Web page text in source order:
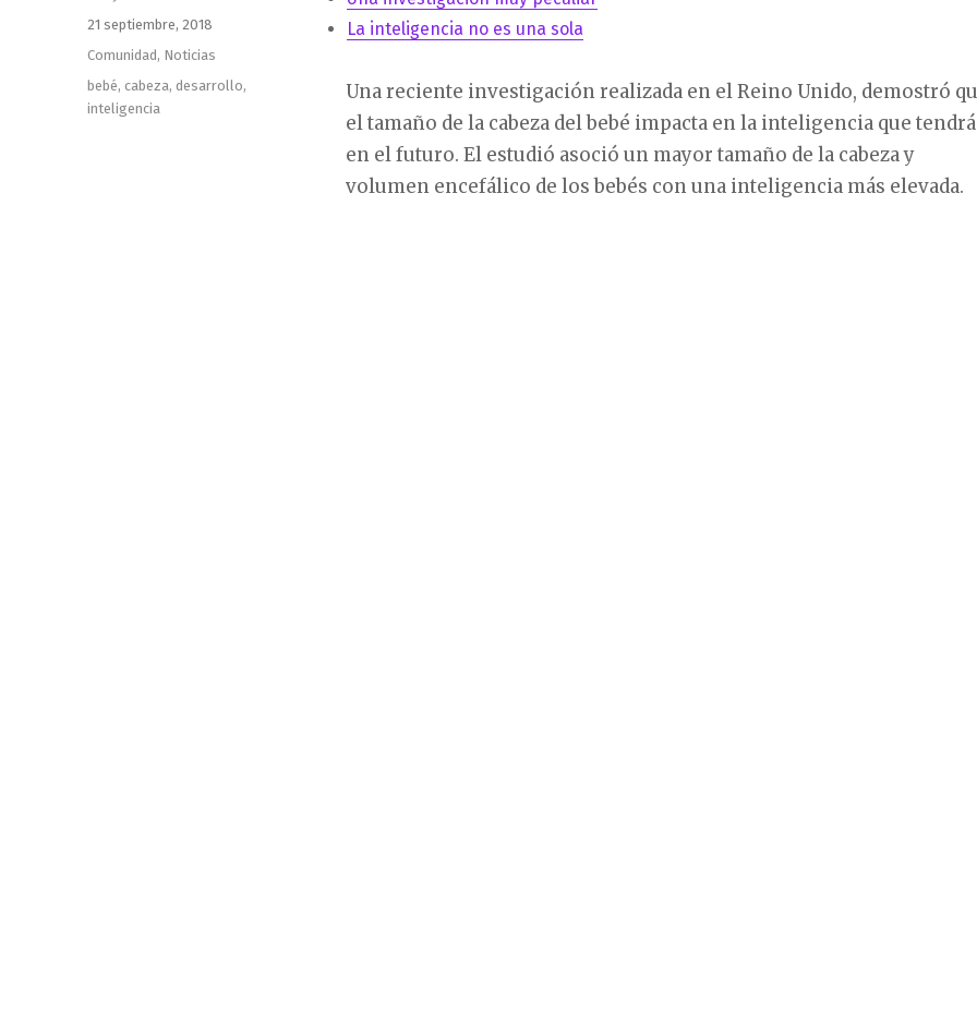
La inteligencia no es una sola
Una reciente investigación realizada en el Reino Unido, demostró
el tamaño de la cabeza del bebé impacta en la inteligencia que tendrá
en el futuro. El estudió asoció un mayor tamaño de la cabeza y
volumen encefálico de los bebés con una inteligencia más elevada.
Publicado
21 septiembre, 2018
Categorías
Comunidad, Noticias
Etiquetas
bebé,cabeza,desarrollo,
inteligencia